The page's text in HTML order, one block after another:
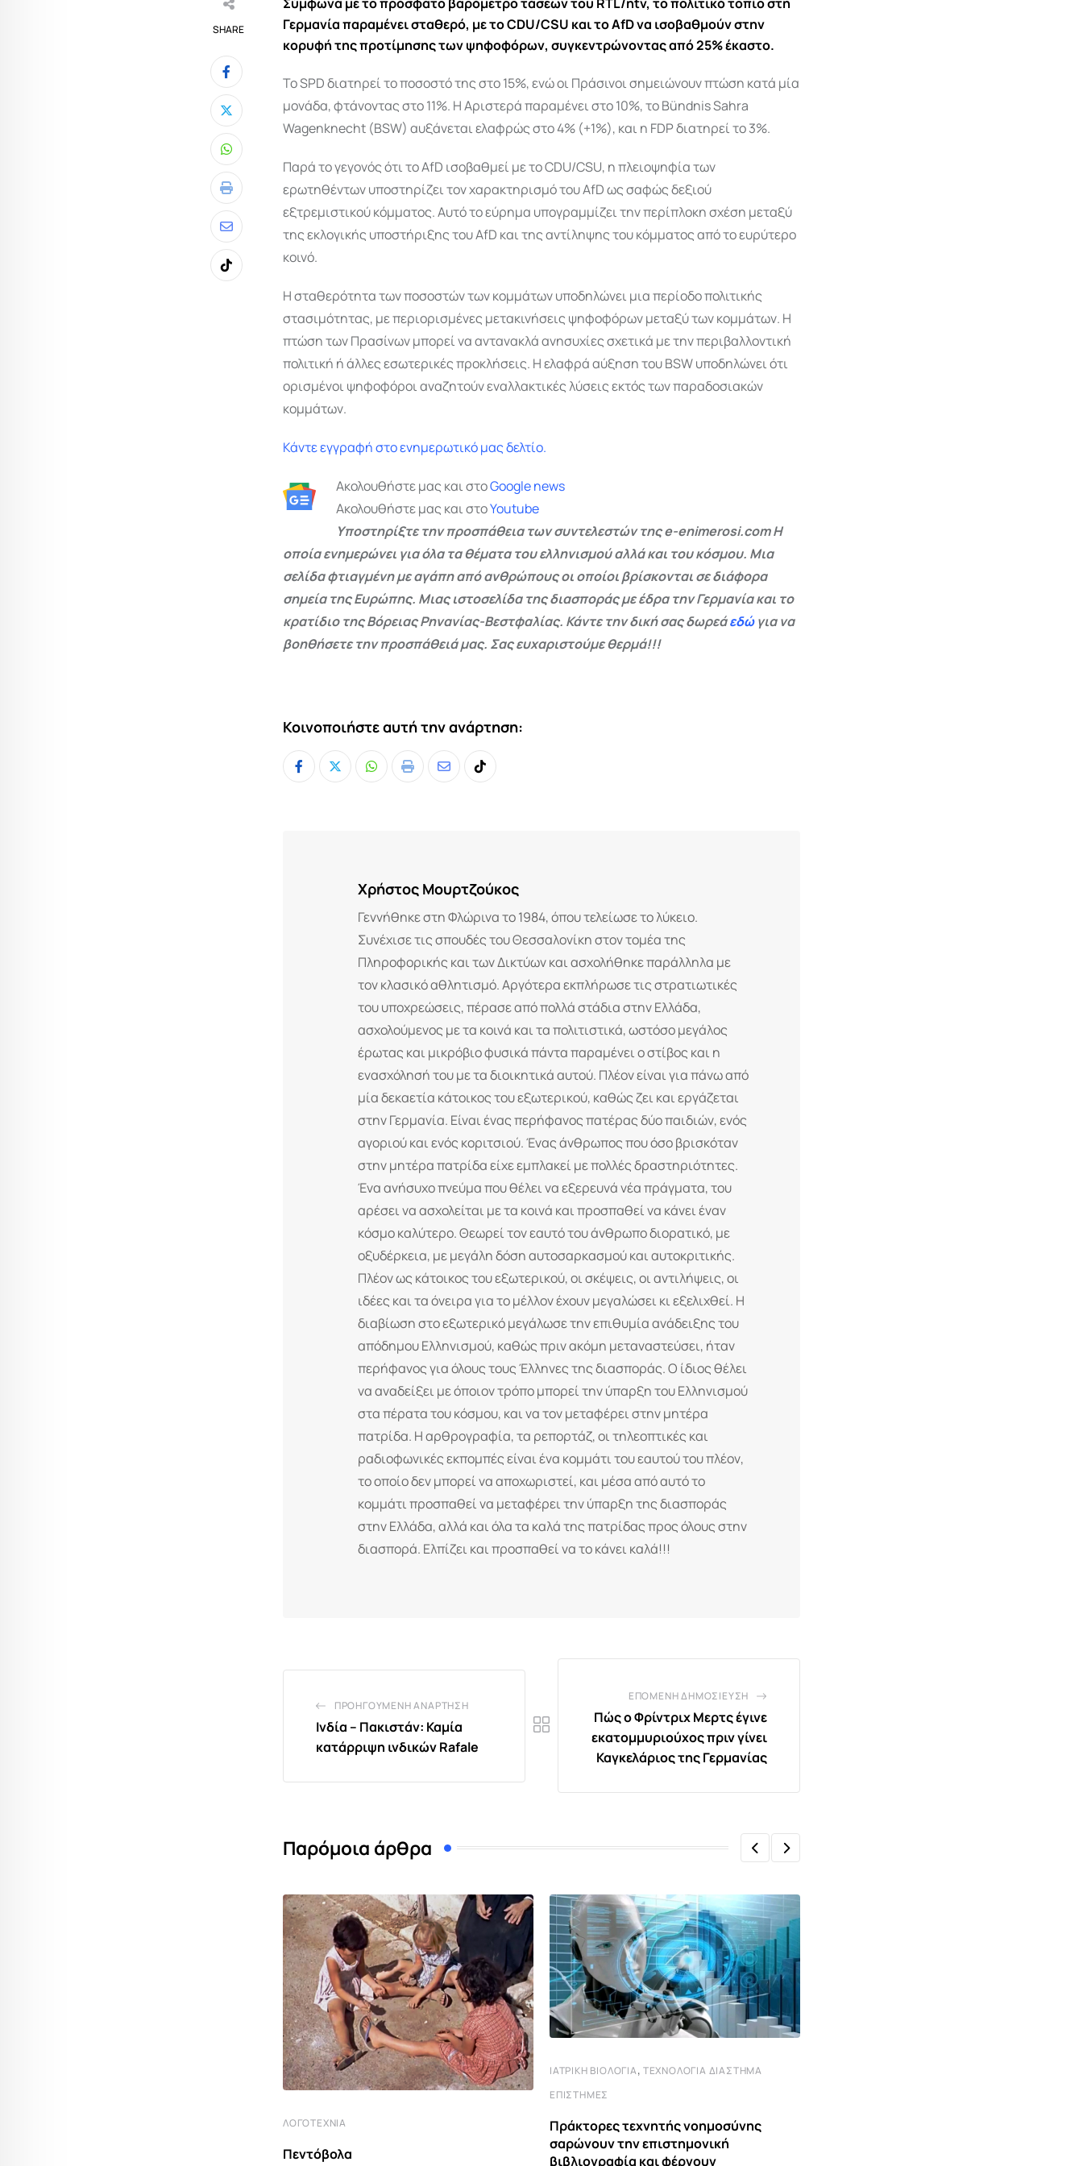
SHARE
Whatsapp
Print
Share
via
Email
Tiktok
Γερμανία παραμένει σταθερό, με το CDU/CSU και το AfD να ισοβαθμούν στην
κορυφή της προτίμησης των ψηφοφόρων, συγκεντρώνοντας από 25% έκαστο.
Το SPD διατηρεί το ποσοστό της στο 15%, ενώ οι Πράσινοι σημειώνουν πτώση κατά μία
μονάδα, φτάνοντας στο 11%. Η Αριστερά παραμένει στο 10%, το Bündnis Sahra
Wagenknecht (BSW) αυξάνεται ελαφρώς στο 4% (+1%), και η FDP διατηρεί το 3%.
Παρά το γεγονός ότι το AfD ισοβαθμεί με το CDU/CSU, η πλειοψηφία των
ερωτηθέντων υποστηρίζει τον χαρακτηρισμό του AfD ως σαφώς δεξιού
εξτρεμιστικού κόμματος.Αυτό το εύρημα υπογραμμίζει την περίπλοκη σχέση μεταξύ
της εκλογικής υποστήριξης του AfD και της αντίληψης του κόμματος από το ευρύτερο
κοινό.
Η σταθερότητα των ποσοστών των κομμάτων υποδηλώνει μια περίοδο πολιτικής
στασιμότητας, με περιορισμένες μετακινήσεις ψηφοφόρων μεταξύ των κομμάτων. Η
πτώση των Πρασίνων μπορεί να αντανακλά ανησυχίες σχετικά με την περιβαλλοντική
πολιτική ή άλλες εσωτερικές προκλήσεις. Η ελαφρά αύξηση του BSW υποδηλώνει ότι
ορισμένοι ψηφοφόροι αναζητούν εναλλακτικές λύσεις εκτός των παραδοσιακών
κομμάτων.
Κάντε εγγραφή στο ενημερωτικό μας δελτίο.
Ακολουθήστε μας και στοGooglenews
Ακολουθήστε μας και στοYoutube
Υποστηρίξτε την προσπάθεια των συντελεστών της e-enimerosi.com Η
οποία ενημερώνει για όλα τα θέματα του ελληνισμού αλλά και του κόσμου. Μια
σελίδα φτιαγμένη με αγάπη από ανθρώπους οι οποίοι βρίσκονται σε διάφορα
σημεία της Ευρώπης. Μιας ιστοσελίδα της διασποράς με έδρα την Γερμανία και το
κρατίδιο της Βόρειας Ρηνανίας-Βεστφαλίας. Κάντε την δική σας δωρεάεδώγια να
βοηθήσετε την προσπάθειά μας. Σας ευχαριστούμε θερμά!!!
Κοινοποιήστε αυτή την ανάρτηση:
Whatsapp
Print
ShareTiktok
Χρήστος Μουρτζούκος
Γεννήθηκε στη Φλώρινα το 1984, όπου τελείωσε το λύκειο.
Συνέχισε τις σπουδές του Θεσσαλονίκη στον τομέα της
Πληροφορικής και των Δικτύων και ασχολήθηκε παράλληλα με
τον κλασικό αθλητισμό. Αργότερα εκπλήρωσε τις στρατιωτικές
του υποχρεώσεις, πέρασε από πολλά στάδια στην Ελλάδα,
ασχολούμενος με τα κοινά και τα πολιτιστικά, ωστόσο μεγάλος
έρωτας και μικρόβιο φυσικά πάντα παραμένει ο στίβος και η
ενασχόλησή του με τα διοικητικά αυτού. Πλέον είναι για πάνω από
μία δεκαετία κάτοικος του εξωτερικού, καθώς ζει και εργάζεται
στην Γερμανία. Είναι ένας περήφανος πατέρας δύο παιδιών, ενός
αγοριού και ενός κοριτσιού. Ένας άνθρωπος που όσο βρισκόταν
στην μητέρα πατρίδα είχε εμπλακεί με πολλές δραστηριότητες.
Ένα ανήσυχο πνεύμα που θέλει να εξερευνά νέα πράγματα, του
αρέσει να ασχολείται με τα κοινά και προσπαθεί να κάνει έναν
κόσμο καλύτερο. Θεωρεί τον εαυτό του άνθρωπο διορατικό, με
οξυδέρκεια, με μεγάλη δόση αυτοσαρκασμού και αυτοκριτικής.
Πλέον ως κάτοικος του εξωτερικού, οι σκέψεις, οι αντιλήψεις, οι
ιδέες και τα όνειρα για το μέλλον έχουν μεγαλώσει κι εξελιχθεί. Η
διαβίωση στο εξωτερικό μεγάλωσε την επιθυμία ανάδειξης του
απόδημου Ελληνισμού, καθώς πριν ακόμη μεταναστεύσει, ήταν
περήφανος για όλους τους Έλληνες της διασποράς. Ο ίδιος θέλει
να αναδείξει με όποιον τρόπο μπορεί την ύπαρξη του Ελληνισμού
στα πέρατα του κόσμου, και να τον μεταφέρει στην μητέρα
πατρίδα. Η αρθρογραφία, τα ρεπορτάζ, οι τηλεοπτικές και
ραδιοφωνικές εκπομπές είναι ένα κομμάτι του εαυτού του πλέον,
το οποίο δεν μπορεί να αποχωριστεί, και μέσα από αυτό το
κομμάτι προσπαθεί να μεταφέρει την ύπαρξη της διασποράς
στην Ελλάδα, αλλά και όλα τα καλά της πατρίδας προς όλους στην
διασπορά. Ελπίζει και προσπαθεί να το κάνει καλά!!!
ΠΡΟΗΓΟΎΜΕΝΗ ΑΝΆΡΤΗΣΗ
Ινδία – Πακιστάν: Καμία
κατάρριψη ινδικών Rafale
ΕΠΌΜΕΝΗ ΔΗΜΟΣΊΕΥΣΗ
Πώς ο Φρίντριχ Μερτς έγινε
εκατομμυριούχος πριν γίνει
Καγκελάριος της Γερμανίας
Παρόμοια άρθρα
ΛΟΓΟΤΕΧΝΊΑ
Πεντόβολα
ΙΑΤΡΙΚΉ ΒΙΟΛΟΓΊΑ, ΤΕΧΝΟΛΟΓΊΑ ΔΙΆΣΤΗΜΑ
ΕΠΙΣΤΉΜΕΣ
Πράκτορες τεχνητής νοημοσύνης
σαρώνουν την επιστημονική
βιβλιογραφία και φέρνουν